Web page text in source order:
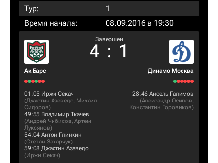
Тур:
1
Время начала:
08.09.2016 в 19:30
Ак Барс
Завершен
4 : 1
Динамо Москва
01:05 Иржи Секач
(Джастин Азеведо, Михаил
Сидоров)
49:55 Владимир Ткачев
(Андрей Чибисов, Артем
Лукоянов)
54:04 Антон Глинкин
(Степан Захарчук)
59:08 Джастин Азеведо
(Иржи Секач)
28:46 Ансель Галимов
(Александр Осипов,
Константин Горовиков)